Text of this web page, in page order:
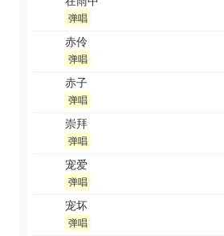
弹唱
赤伶
弹唱
赤子
弹唱
崇拜
弹唱
宠爱
弹唱
宠坏
弹唱